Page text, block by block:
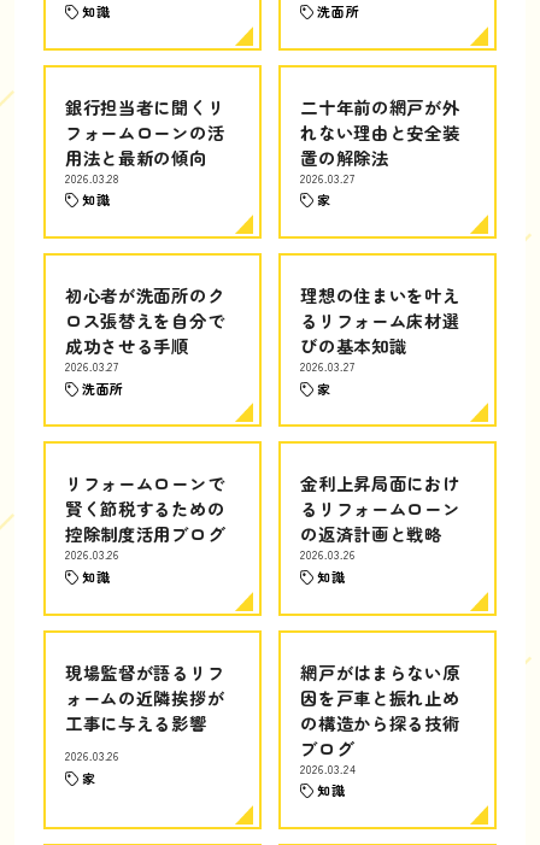
知識 洗面所
銀行担当者に聞くリ
フォームローンの活
用法と最新の傾向
2026.03.28
知識
二十年前の網戸が外
れない理由と安全装
置の解除法
2026.03.27
家
初心者が洗面所のク
ロス張替えを自分で
成功させる手順
2026.03.27
洗面所
理想の住まいを叶え
るリフォーム床材選
びの基本知識
2026.03.27
家
リフォームローンで
賢く節税するための
控除制度活用ブログ
2026.03.26
知識
金利上昇局面におけ
るリフォームローン
の返済計画と戦略
2026.03.26
知識
現場監督が語るリフ
ォームの近隣挨拶が
工事に与える影響
2026.03.26
家
網戸がはまらない原
因を戸車と振れ止め
の構造から探る技術
ブログ
2026.03.24
知識